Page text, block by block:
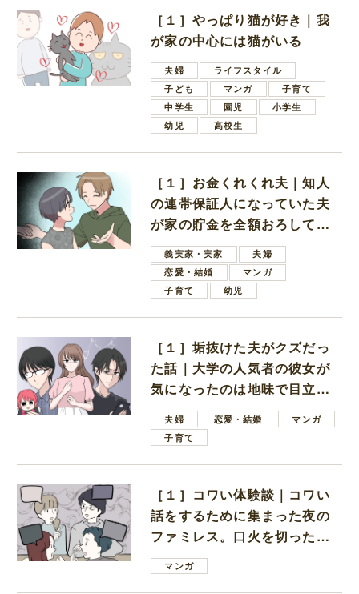
［１］やっぱり猫が好き｜我
が家の中心には猫がいる
夫婦
ライフスタイル
子ども
マンガ
子育て
中学生
園児
小学生
幼児
高校生
［１］お金くれくれ夫｜知人
の連帯保証人になっていた夫
が家の貯金を全額おろしてほ
しいと言ってきた
義実家・実家
夫婦
恋愛・結婚
マンガ
子育て
幼児
［１］垢抜けた夫がクズだっ
た話｜大学の人気者の彼女が
気になったのは地味で目立た
ない男子学生
夫婦 恋愛・結婚
マンガ
子育て
［１］コワい体験談｜コワい
話をするために集まった夜の
ファミレス。口火を切ったの
は電車好きの男の子ママ
マンガ